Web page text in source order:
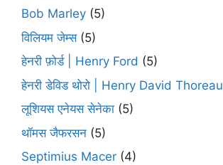
Bob Marley (5)
विलियम जेम्स(5)
हेनरी फ़ोर्ड | Henry Ford (5)
हेनरी डेविड थोरो | Henry David Thoreau
लूशियस एनेयस सेनेका (5)
थॉमस जैफरसन (5)
Septimius Macer (4)